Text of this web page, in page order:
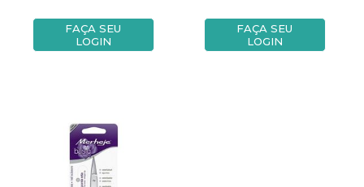
FAÇA SEU
LOGIN
FAÇA SEU
LOGIN